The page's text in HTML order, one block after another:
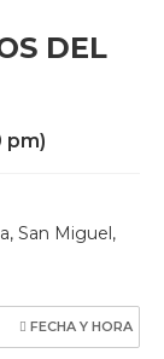
DEL
pm)
San Miguel,
FECHA Y HORA